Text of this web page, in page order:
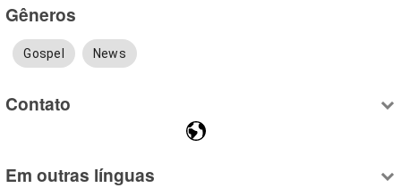
Gêneros
Gospel News
Contato
Em outras línguas